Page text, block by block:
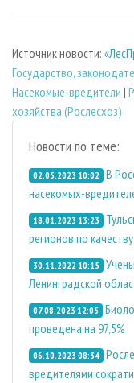
Источник новости:
Государство,
Насекомые-вредители |
хозяйства (Рослесхоз)
Новости по теме:
02.05.2023 10:02 В
насекомых-
18.01.2023 13:23
регионов по
30.11.2022 10:15
Ленинградской
07.08.2023 12:05
проведена на 97,5%
06.10.2023 08:34
вредителями